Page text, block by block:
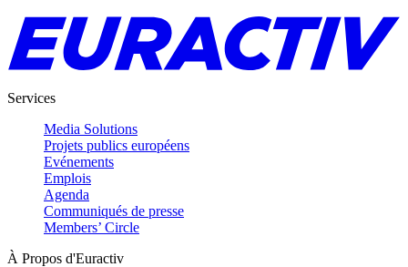
Services
Media Solutions
Projets publics européens
Evénements
Emplois
Agenda
Communiqués de presse
Members’ Circle
À Propos d'Euractiv